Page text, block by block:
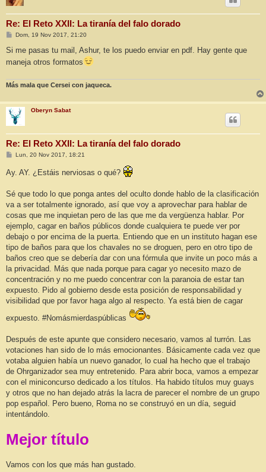
Re: El Reto XXII: La tiranía del falo dorado
M
n
a
Dom, 19 Nov 2017, 21:20
Si me pasas tu mail, Ashur, te los puedo enviar en pdf. Hay gente que
maneja otros formatos
Más mala que Cersei con jaqueca.
Oberyn Sabat
Re: El Reto XXII: La tiranía del falo dorado
M
s
j
e
Lun, 20 Nov 2017, 18:21
Ay. AY. ¿Estáis nerviosas o qué?
Sé que todo lo que ponga antes del oculto donde hablo de la clasificación
va a ser totalmente ignorado, así que voy a aprovechar para hablar de
cosas que me inquietan pero de las que me da vergüenza hablar. Por
ejemplo, cagar en baños públicos donde cualquiera te puede ver por
debajo o por encima de la puerta. Entiendo que en un instituto hagan ese
tipo de baños para que los chavales no se droguen, pero en otro tipo de
baños creo que se debería dar con una fórmula que invite un poco más a
la privacidad. Más que nada porque para cagar yo necesito mazo de
concentración y no me puedo concentrar con la paranoia de estar tan
expuesto. Pido al gobierno desde esta posición de responsabilidad y
visibilidad que por favor haga algo al respecto. Ya está bien de cagar
expuesto. #Nomásmierdaspúblicas
Después de este apunte que considero necesario, vamos al turrón. Las
votaciones han sido de lo más emocionantes. Básicamente cada vez que
votaba alguien había un nuevo ganador, lo cual ha hecho que el trabajo
de Ohrganizador sea muy entretenido. Para abrir boca, vamos a empezar
con el miniconcurso dedicado a los títulos. Ha habido títulos muy guays
y otros que no han dejado atrás la lacra de parecer el nombre de un grupo
pop español. Pero bueno, Roma no se construyó en un día, seguid
intentándolo.
Mejor título
Vamos con los que más han gustado.